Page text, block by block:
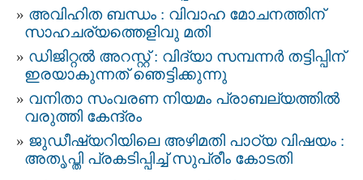
അവിഹിത ബന്ധം : വിവാഹ മോചനത്തിന്
സാഹചര്യത്തെളിവു മതി
ഡിജിറ്റൽ അറസ്റ്റ് : വിദ്യാ സമ്പന്നർ തട്ടിപ്പിന്‌
ഇരയാകുന്നത്‌ ഞെട്ടിക്കുന്നു
വനിതാ സംവരണ നിയമം പ്രാബല്യത്തിൽ
വരുത്തി കേന്ദ്രം
ജുഡീഷ്യറിയിലെ അഴിമതി പാഠ്യ വിഷയം :
അതൃപ്തി പ്രകടിപ്പിച്ച് സുപ്രീം കോടതി